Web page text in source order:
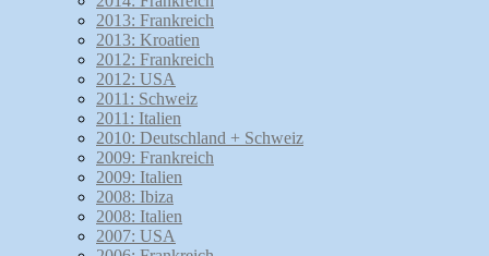
2013: Frankreich
2013: Kroatien
2012: Frankreich
2012: USA
2011: Schweiz
2011: Italien
2010: Deutschland + Schweiz
2009: Frankreich
2009: Italien
2008: Ibiza
2008: Italien
2007: USA